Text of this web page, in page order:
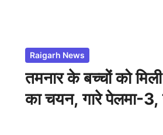
Raigarh News
तमनार के बच्चों को
का चयन, गारे पेलमा-3,